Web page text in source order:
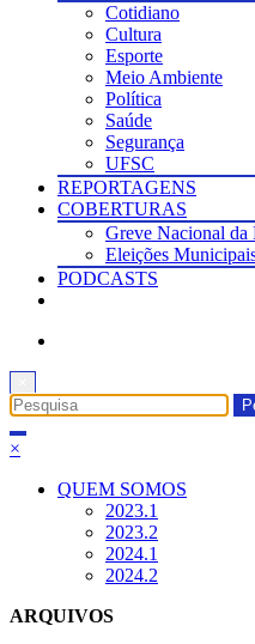
Cotidiano
Cultura
Esporte
Meio Ambiente
Política
Saúde
Segurança
UFSC
REPORTAGENS
COBERTURAS
Greve Nacional da
Eleições
PODCASTS
×
QUEM SOMOS
2023.1
2023.2
2024.1
2024.2
ARQUIVOS